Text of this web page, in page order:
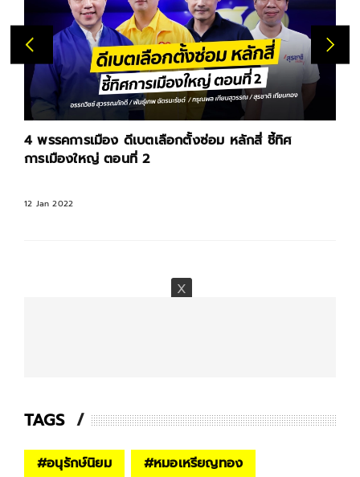
4 พรรคการเมือง ดีเบตเลือกตั้งซ่อม หลักสี่ ชี้ทิศ
การเมืองใหญ่ ตอนที่ 2
12 Jan 2022
TAGS
#อนุรักษ์นิยม #หมอเหรียญทอง